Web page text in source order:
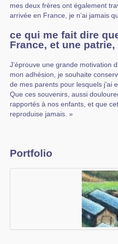
mes deux frères ont également
arrivée en France, je n’ai jamais
ce qui me fait dire
France, et une patrie,
J’éprouve une grande motivation
mon adhésion, je souhaite
de mes parents pour lesquels j’ai
Que ces souvenirs, aussi
rapportés à nos enfants, et que
reproduise jamais. »
Portfolio